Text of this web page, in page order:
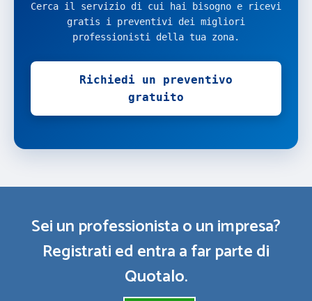
Cerca il servizio di cui hai bisogno e ricevi
gratis i preventivi dei migliori
professionisti della tua zona.
Richiedi un preventivo
gratuito
Sei un professionista o un impresa?
Registrati ed entra a far parte di
Quotalo.